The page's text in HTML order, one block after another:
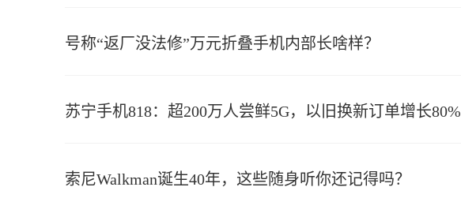
号称“返厂没法修”万元折叠手机内部长啥样？
苏宁手机818：超200万人尝鲜5G，以旧换新订单增长80%
索尼Walkman诞生40年，这些随身听你还记得吗？